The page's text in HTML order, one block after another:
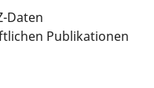
Daten
Publikationen